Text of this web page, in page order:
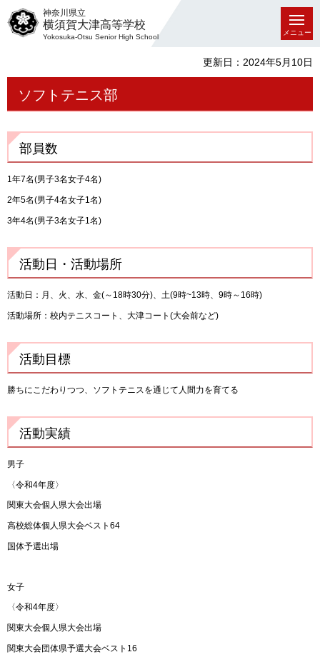
神奈川県立
横須賀大津高等学校
Yokosuka-Otsu Senior High School
メニュー
更新日：2024年5月10日
ソフトテニス部
部員数
1年7名(男子3名女子4名)
2年5名(男子4名女子1名)
3年4名(男子3名女子1名)
活動日・活動場所
活動日：月、火、水、金(～18時30分)、土(9時~13時、9時～16時)
活動場所：校内テニスコート、大津コート(大会前など)
活動目標
勝ちにこだわりつつ、ソフトテニスを通じて人間力を育てる
活動実績
男子
〈令和4年度〉
関東大会個人県大会出場
高校総体個人県大会ベスト64
国体予選出場
女子
〈令和4年度〉
関東大会個人県大会出場
関東大会団体県予選大会ベスト16